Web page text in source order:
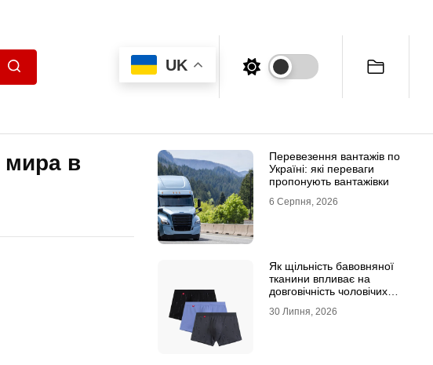
UK
мира в
Перевезення вантажів по
Україні: які переваги
пропонують вантажівки
6 Серпня, 2026
Як щільність бавовняної
тканини впливає на
довговічність чоловічих
30 Липня, 2026